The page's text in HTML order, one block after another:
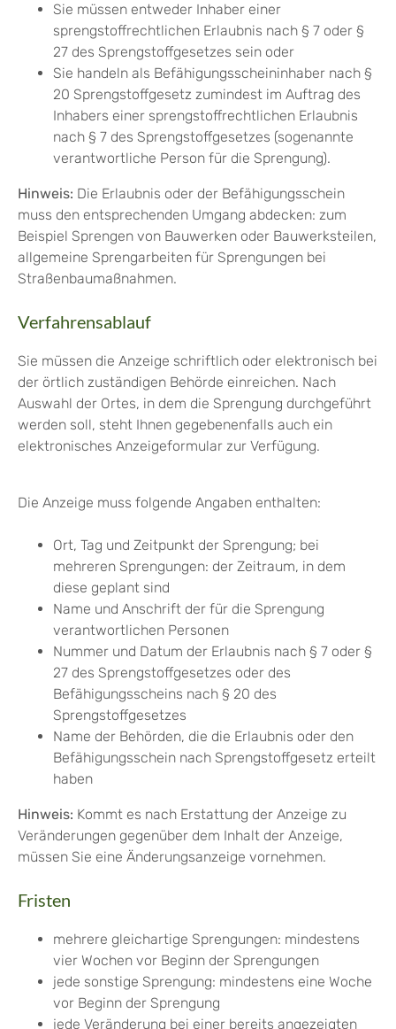
Sie müssen entweder Inhaber einer
sprengstoffrechtlichen Erlaubnis nach § 7 oder §
27 des Sprengstoffgesetzes sein oder
Sie handeln als Befähigungsscheininhaber nach §
20 Sprengstoffgesetz zumindest im Auftrag des
Inhabers einer sprengstoffrechtlichen Erlaubnis
nach § 7 des Sprengstoffgesetzes (sogenannte
verantwortliche Person für die Sprengung).
Hinweis: Die Erlaubnis oder der Befähigungsschein
muss den entsprechenden Umgang abdecken: zum
Beispiel Sprengen von Bauwerken oder Bauwerksteilen,
allgemeine Sprengarbeiten für Sprengungen bei
Straßenbaumaßnahmen.
Verfahrensablauf
Sie müssen die Anzeige schriftlich oder elektronisch bei
der örtlich zuständigen Behörde einreichen. Nach
Auswahl der Ortes, in dem die Sprengung durchgeführt
werden soll, steht Ihnen gegebenenfalls auch ein
elektronisches Anzeigeformular zur Verfügung.
Die Anzeige muss folgende Angaben enthalten:
Ort, Tag und Zeitpunkt der Sprengung; bei
mehreren Sprengungen: der Zeitraum, in dem
diese geplant sind
Name und Anschrift der für die Sprengung
verantwortlichen Personen
Nummer und Datum der Erlaubnis nach § 7 oder §
27 des Sprengstoffgesetzes oder des
Befähigungsscheins nach § 20 des
Sprengstoffgesetzes
Name der Behörden, die die Erlaubnis oder den
Befähigungsschein nach Sprengstoffgesetz erteilt
haben
Hinweis: Kommt es nach Erstattung der Anzeige zu
Veränderungen gegenüber dem Inhalt der Anzeige,
müssen Sie eine Änderungsanzeige vornehmen.
Fristen
mehrere gleichartige Sprengungen: mindestens
vier Wochen vor Beginn der Sprengungen
jede sonstige Sprengung: mindestens eine Woche
vor Beginn der Sprengung
jede Veränderung bei einer bereits angezeigten